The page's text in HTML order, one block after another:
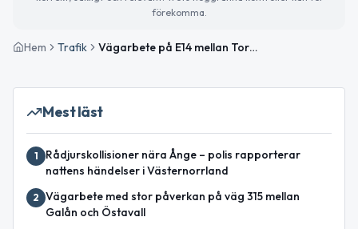
förekomma.
Hem Trafik Vägarbete på E14 mellan Torpshammar och Granboda pågår under onsdagen
Mest läst
1
Rådjurskollisioner nära Ånge – polis rapporterar
nattens händelser i Västernorrland
2 Vägarbete med stor påverkan på väg 315 mellan
Galån och Östavall